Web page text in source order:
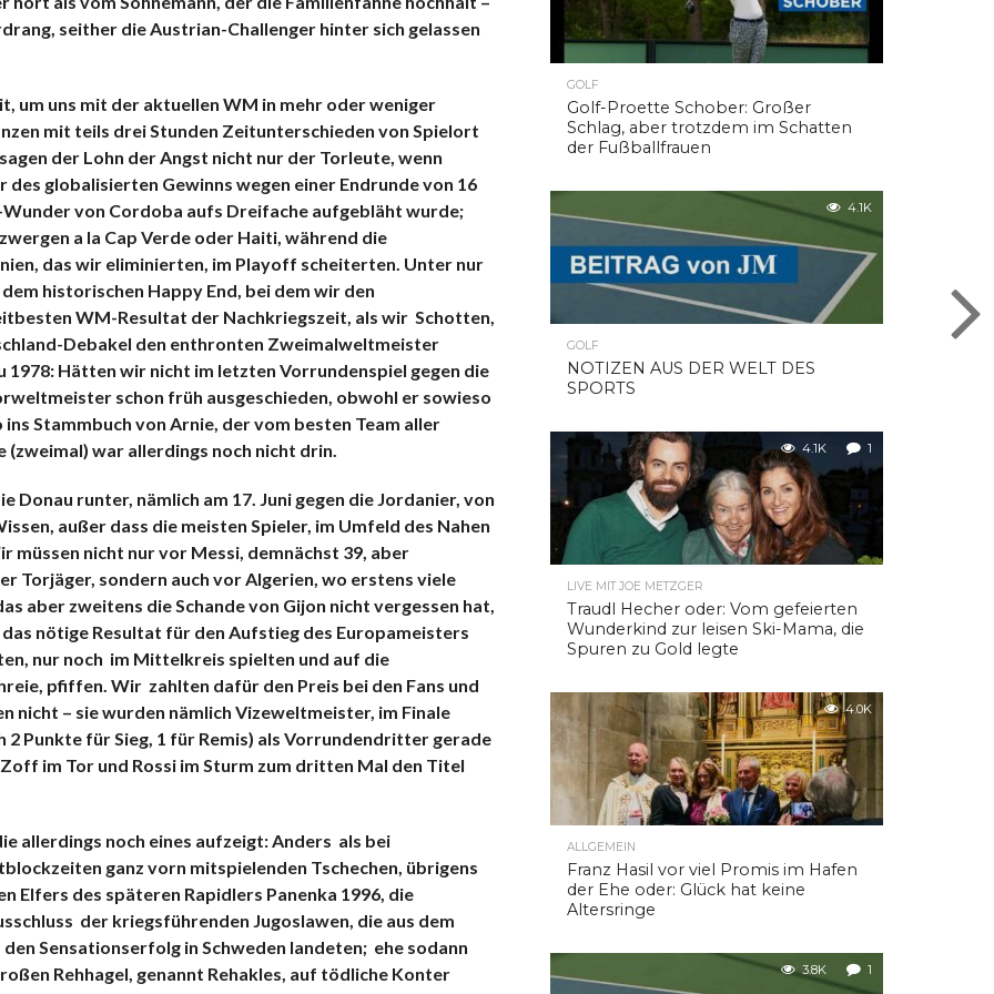
ang, seither die Austrian-Challenger hinter sich gelassen
um uns mit der aktuellen WM in mehr oder weniger
mit teils drei Stunden Zeitunterschieden von Spielort
der Lohn der Angst nicht nur der Torleute, wenn
globalisierten Gewinns wegen einer Endrunde von 16
von Cordoba aufs Dreifache aufgebläht wurde;
a la Cap Verde oder Haiti, während die
das wir eliminierten, im Playoff scheiterten. Unter nur
historischen Happy End, bei dem wir den
WM-Resultat der Nachkriegszeit, als wir Schotten,
Debakel den enthronten Zweimalweltmeister
Hätten wir nicht im letzten Vorrundenspiel gegen die
schon früh ausgeschieden, obwohl er sowieso
Stammbuch von Arnie, der vom besten Team aller
war allerdings noch nicht drin.
Donau runter, nämlich am 17. Juni gegen die Jordanier, von
außer dass die meisten Spieler, im Umfeld des Nahen
nicht nur vor Messi, demnächst 39, aber
Torjäger, sondern auch vor Algerien, wo erstens viele
aber zweitens die Schande von Gijon nicht vergessen hat,
nötige Resultat für den Aufstieg des Europameisters
nur noch im Mittelkreis spielten und auf die
pfiffen. Wir zahlten dafür den Preis bei den Fans und
– sie wurden nämlich Vizeweltmeister, im Finale
2 Punkte für Sieg, 1 für Remis) als Vorrundendritter gerade
im Tor und Rossi im Sturm zum dritten Mal den Titel
allerdings noch eines aufzeigt: Anders als bei
ganz vorn mitspielenden Tschechen, übrigens
des späteren Rapidlers Panenka 1996, die
der kriegsführenden Jugoslawen, die aus dem
Sensationserfolg in Schweden landeten; ehe sodann
Rehhagel, genannt Rehakles, auf tödliche Konter
GOLF
Golf-Proette Schober: Großer
Schlag, aber trotzdem im Schatten
der Fußballfrauen
4.1K
GOLF
NOTIZEN AUS DER WELT DES
SPORTS
4.1K 1
LIVE MIT JOE METZGER
Traudl Hecher oder: Vom gefeierten
Wunderkind zur leisen Ski-Mama, die
Spuren zu Gold legte
4.0K
ALLGEMEIN
Franz Hasil vor viel Promis im Hafen
der Ehe oder: Glück hat keine
Altersringe
3.8K 1